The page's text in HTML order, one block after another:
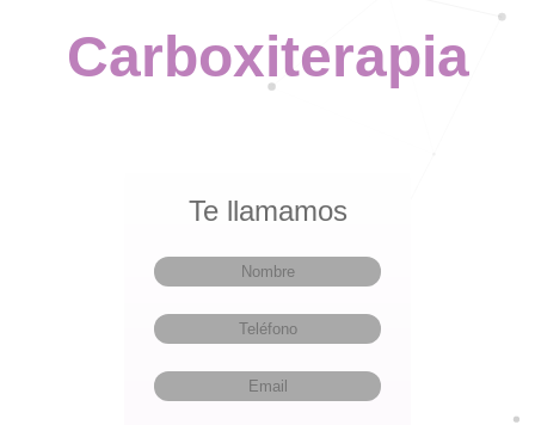
Carboxiterapia
Te llamamos